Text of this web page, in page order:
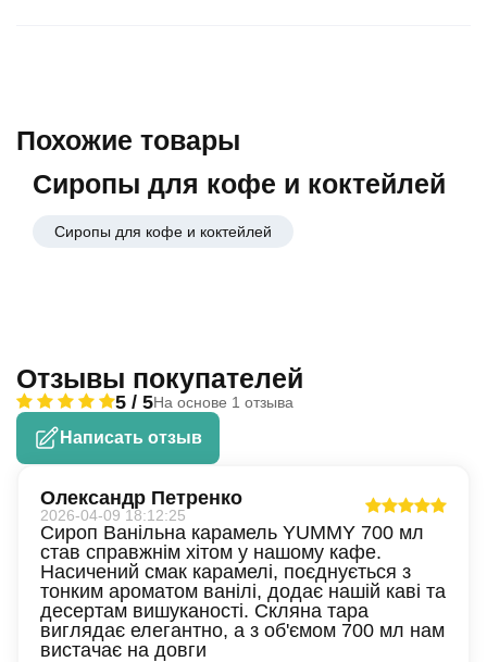
Похожие товары
Сиропы для кофе и коктейлей
Сиропы для кофе и коктейлей
Отзывы покупателей
5 / 5На основе 1 отзыва
Написать отзыв
Олександр Петренко
2026-04-09 18:12:25
Сироп Ванільна карамель YUMMY 700 мл
став справжнім хітом у нашому кафе.
Насичений смак карамелі, поєднується з
тонким ароматом ванілі, додає нашій каві та
десертам вишуканості. Скляна тара
виглядає елегантно, а з об'ємом 700 мл нам
вистачає на довги